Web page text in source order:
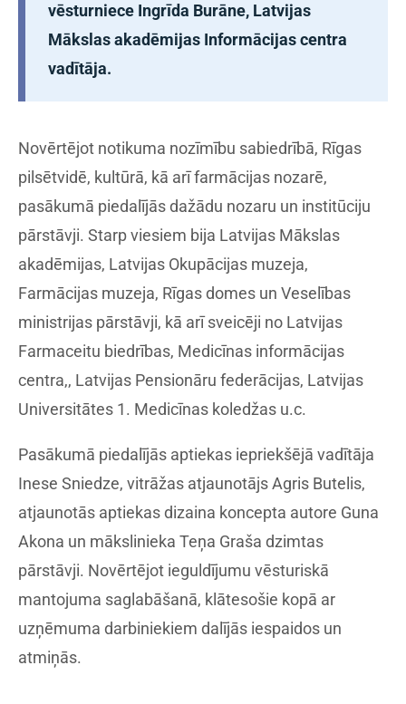
vēsturniece Ingrīda Burāne, Latvijas
Mākslas akadēmijas Informācijas centra
vadītāja.
Novērtējot notikuma nozīmību sabiedrībā, Rīgas
pilsētvidē, kultūrā, kā arī farmācijas nozarē,
pasākumā piedalījās dažādu nozaru un institūciju
pārstāvji. Starp viesiem bija Latvijas Mākslas
akadēmijas, Latvijas Okupācijas muzeja,
Farmācijas muzeja, Rīgas domes un Veselības
ministrijas pārstāvji, kā arī sveicēji no Latvijas
Farmaceitu biedrības, Medicīnas informācijas
centra,, Latvijas Pensionāru federācijas, Latvijas
Universitātes 1. Medicīnas koledžas u.c.
Pasākumā piedalījās aptiekas iepriekšējā vadītāja
Inese Sniedze, vitrāžas atjaunotājs Agris Butelis,
atjaunotās aptiekas dizaina koncepta autore Guna
Akona un mākslinieka Teņa Graša dzimtas
pārstāvji. Novērtējot ieguldījumu vēsturiskā
mantojuma saglabāšanā, klātesošie kopā ar
uzņēmuma darbiniekiem dalījās iespaidos un
atmiņās.